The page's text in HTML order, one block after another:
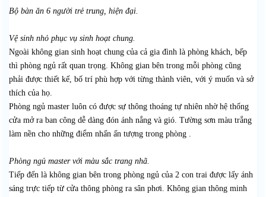
Bộ bàn ăn 6 người trẻ trung, hiện đại.
Vệ sinh nhỏ phục vụ sinh hoạt chung.
Ngoài không gian sinh hoạt chung của cả gia đình là phòng khách, bếp
thì phòng ngủ rất quan trọng. Không gian bên trong mỗi phòng cũng
phải được thiết kế, bố trí phù hợp với từng thành viên, với ý muốn và sở
thích của họ.
Phòng ngủ master luôn có được sự thông thoáng tự nhiên nhờ hệ thống
cửa mở ra ban công dễ dàng đón ánh nắng và gió. Tường sơn màu trắng
làm nền cho những điểm nhấn ấn tượng trong phòng .
Phòng ngủ master với màu sắc trang nhã.
Tiếp đến là không gian bên trong phòng ngủ của 2 con trai được lấy ánh
sáng trực tiếp từ cửa thông phòng ra sân phơi. Không gian thông minh